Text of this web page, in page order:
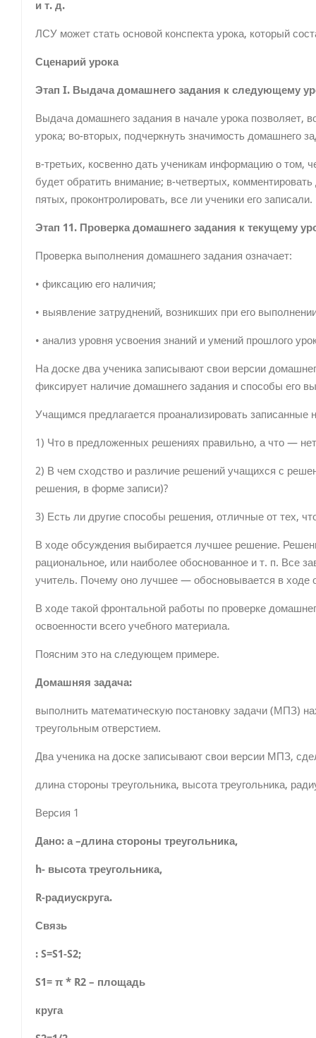
и т. д.
ЛСУ может стать основой конспекта урока, который
Сценарий урока
Этап I. Выдача домашнего задания к следующему
Выдача домашнего задания в начале урока позволяет,
урока; во-вторых, под­черкнуть значимость домашнего
в-третьих, косвенно дать ученикам инфор­мацию о том,
будет обратить внима­ние; в-четвертых,
пятых, проконтролировать, все ли ученики его за­писали.
Этап 11. Проверка домашнего задания к текущему
Проверка выполнения домашнего за­дания означает:
• фиксацию его наличия;
• выявление затруднений, возникших при его
• анализ уровня усвоения знаний и умений прошлого
На доске два ученика записывают свои версии
фиксирует наличие домаш­него задания и способы его
Учащимся предлагается проанализи­ровать записанные
1) Что в предложенных решениях пра­вильно, а что —
2) В чем сходство и различие решений учащихся с
решения, в форме запи­си)?
3) Есть ли другие способы решения, отличные от тех,
В ходе обсуждения выбирается лучшее решение.
рациональное, или наи­более обоснованное и т. п. Все
учитель. Почему оно лучшее — обосновывается в ходе
В ходе такой фронтальной работы по проверке
освоенности всего учебного материала.
Поясним это на следующем примере.
Домашняя задача:
выполнить математи­ческую постановку задачи (МПЗ)
треуголь­ным отверстием.
Два ученика на доске записывают свои версии МПЗ,
длина стороны треугольника, высота треугольника,
Версия 1
Дано: а –длина стороны треугольника,
h- высота треугольника,
R-радиускруга.
Связь
: S=S1-S2;
S1= π * R2 – площадь
круга